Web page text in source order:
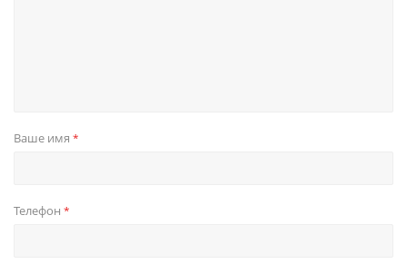
Ваше имя *
Телефон *